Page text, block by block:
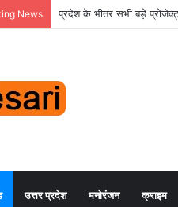
News प्रदेश के भीतर सभी बड़े
उत्तर प्रदेश मनोरंजन क्राइम